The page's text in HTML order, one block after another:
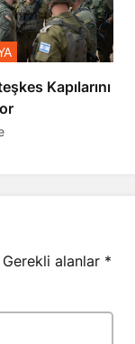
Kapılarını
Gerekli alanlar *